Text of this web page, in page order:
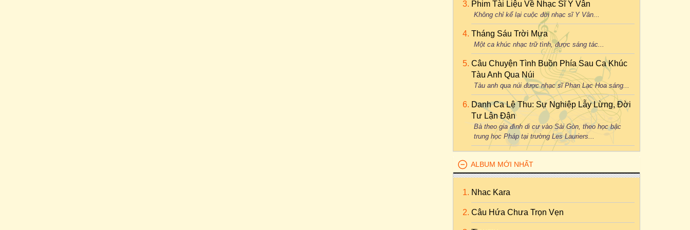
Phim Tài Liệu Về Nhạc Sĩ Y Vân
Không chỉ kể lại cuộc đời nhạc sĩ Y Vân...
Tháng Sáu Trời Mưa
Một ca khúc nhạc trữ tình, được sáng tác...
Câu Chuyện Tình Buồn Phía Sau Ca Khúc
Tàu Anh Qua Núi
Tàu anh qua núi được nhạc sĩ Phan Lạc Hoa sáng...
Danh Ca Lệ Thu: Sự Nghiệp Lẫy Lừng, Đời
Tư Lận Đận
Bà theo gia đình di cư vào Sài Gòn, theo học bậc
trung học Pháp tại trường Les Lauriers...
ALBUM MỚI NHẤT
Nhac Kara
Câu Hứa Chưa Trọn Vẹn